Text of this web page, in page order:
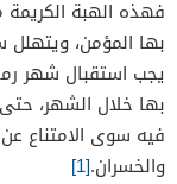
فهذه الهبة
بها المؤمن،
يجب استقبال شهر
بها خلال الشهر،
فيه سوى الامتناع
والخسران.[1]